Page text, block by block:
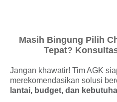
Masih Bingung Pilih
Tepat?
Jangan khawatir! Tim AGK
merekomendasikan solusi
lantai, budget, dan